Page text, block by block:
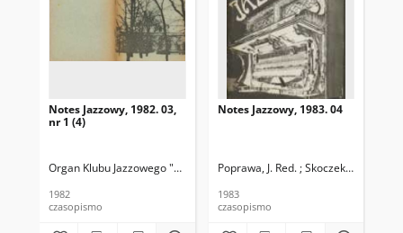
Notes Jazzowy, 1982. 03,
nr 1 (4)
Organ Klubu Jazzowego "Rotunda" Skoczek, T. Red.
1982
czasopismo
Notes Jazzowy, 1983. 04
Poprawa, J. Red. ; Skoczek T. Red.
1983
czasopismo